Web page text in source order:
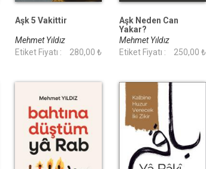
Aşk 5 Vakittir
Mehmet Yıldız
Etiket Fiyatı :
280,00 ₺
Aşk Neden Can
Yakar?
Mehmet Yıldız
Etiket Fiyatı :
250,00 ₺